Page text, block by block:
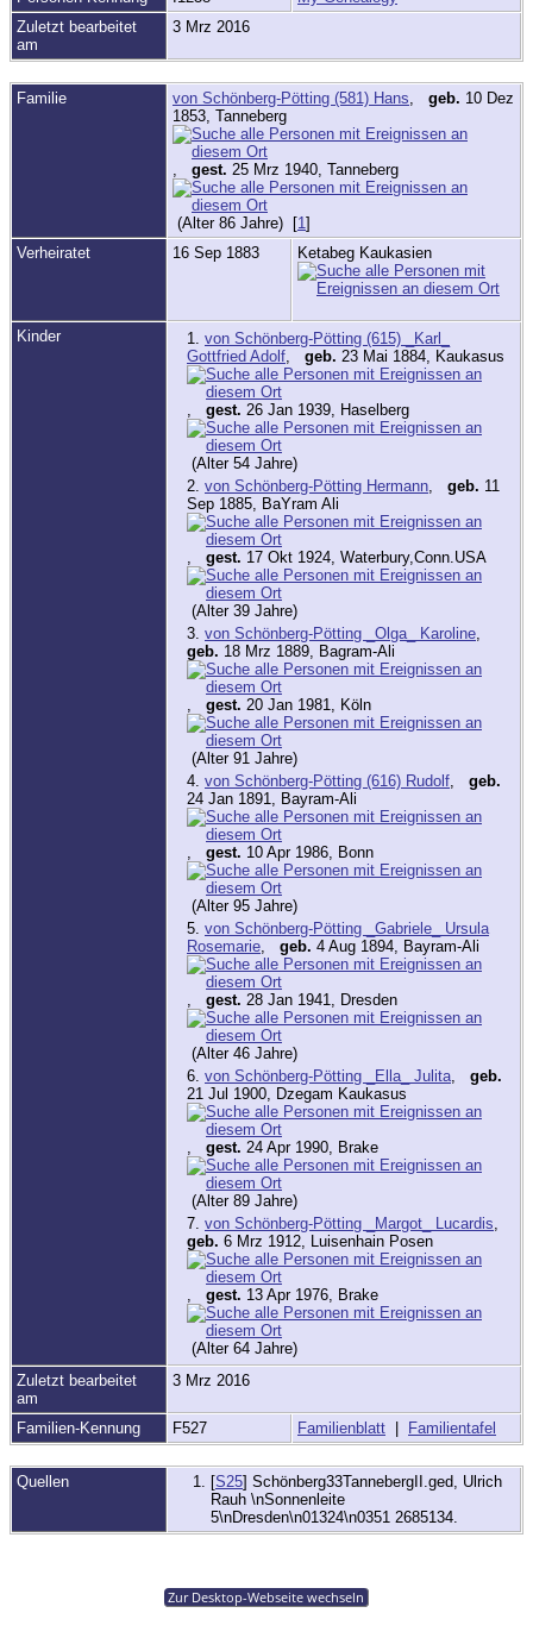
Zuletzt bearbeitet
am
3 Mrz 2016
Familie von Schönberg-Pötting (581) Hans geb. 10 Dez
1853, Tanneberg
gest. 25 Mrz 1940, Tanneberg
(Alter 86 Jahre) [1]
Verheiratet
16 Sep 1883 Ketabeg Kaukasien
Kinder 1. von Schönberg-Pötting (615) _Karl_
Gottfried Adolf
geb. 23 Mai 1884, Kaukasus
gest. 26 Jan 1939, Haselberg
(Alter 54 Jahre)
2. von Schönberg-Pötting Hermann geb. 11
Sep 1885, BaYram Ali
gest. 17 Okt 1924, Waterbury,Conn.USA
(Alter 39 Jahre)
3. von Schönberg-Pötting _Olga_ Karoline
geb. 18 Mrz 1889, Bagram-Ali
gest. 20 Jan 1981, Köln
(Alter 91 Jahre)
4. von Schönberg-Pötting (616) Rudolf
geb.
24 Jan 1891, Bayram-Ali
gest. 10 Apr 1986, Bonn
(Alter 95 Jahre)
5. von Schönberg-Pötting _Gabriele_ Ursula
Rosemarie
geb. 4 Aug 1894, Bayram-Ali
gest. 28 Jan 1941, Dresden
(Alter 46 Jahre)
6. von Schönberg-Pötting _Ella_ Julita
geb.
21 Jul 1900, Dzegam Kaukasus
gest. 24 Apr 1990, Brake
(Alter 89 Jahre)
7. von Schönberg-Pötting _Margot_ Lucardis
geb. 6 Mrz 1912, Luisenhain Posen
gest. 13 Apr 1976, Brake
(Alter 64 Jahre)
Zuletzt bearbeitet
am
3 Mrz 2016
Familien-Kennung F527 Familienblatt | Familientafel
Quellen [S25] Schönberg33TannebergII.ged, Ulrich
Rauh \nSonnenleite
5\nDresden\n01324\n0351 2685134.
Zur Desktop-Webseite wechseln